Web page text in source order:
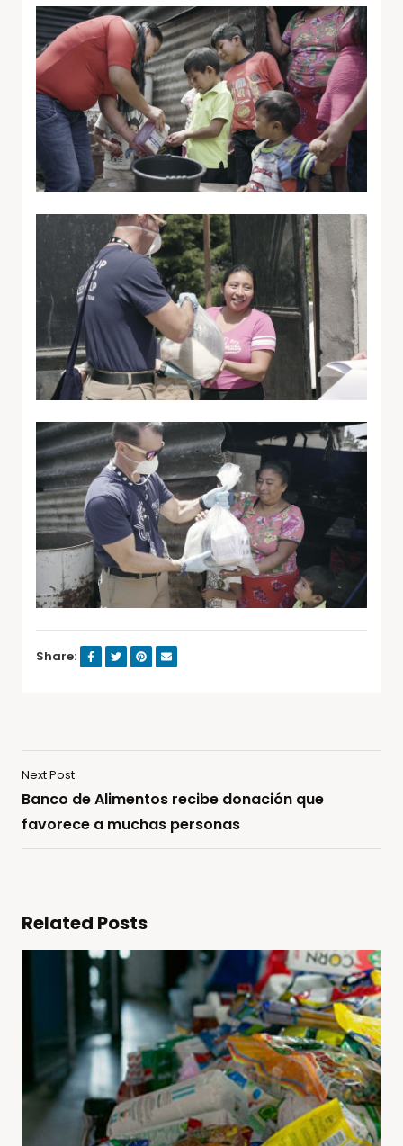
Share:
Next Post
Banco de Alimentos recibe donación que
favorece a muchas personas
Related Posts